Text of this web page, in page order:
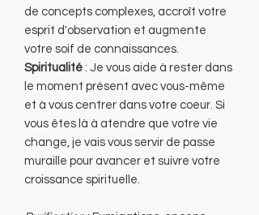
de concepts complexes, accroît votre
esprit d'observation et augmente
votre soif de connaissances.
Spiritualité : Je vous aide à rester dans
le moment présent avec vous-même
et à vous centrer dans votre coeur. Si
vous êtes là à atendre que votre vie
change, je vais vous servir de passe
muraille pour avancer et suivre votre
croissance spirituelle.